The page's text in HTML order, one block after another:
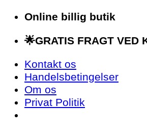
Fortsæt
indhold
Online billig butik
🌟GRATIS FRAGT VED
Kontakt os
Handelsbetingelser
Om os
Privat Politik